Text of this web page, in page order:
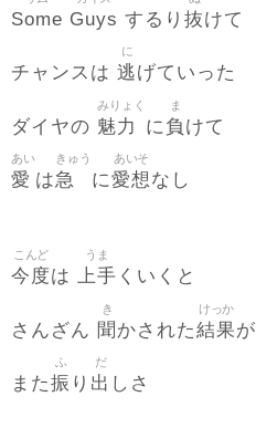
Some Guys するり 抜けて
チャンスは 逃
に
げていった
ダイヤの 魅力
みりょく
に負
ま
けて
愛
あい
は急
きゅう
に愛想
あいそ
なし
今度
こんど
は 上手
うま
くいくと
さんざん 聞
き
かされた結果
けっか
が
また振
ふ
り 出
だ
しさ